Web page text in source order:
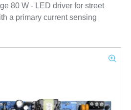
80 W - LED driver for street
a primary current sensing